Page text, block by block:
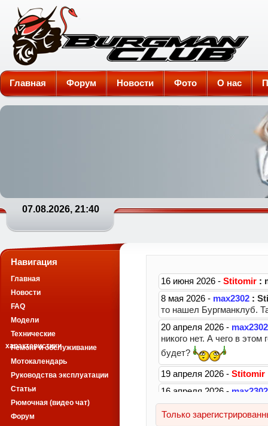
Burgman-Club
Главная Форум Новости Фото О нас
07.08.2026, 21:40
Навигация
Главная
Новости
FAQ
Модели
Технические
характеристики
Ремонт и обслуживание
Мотокалендарь
Руководства эксплуатации
Статьи
Рюмочная (видео чат)
Форум